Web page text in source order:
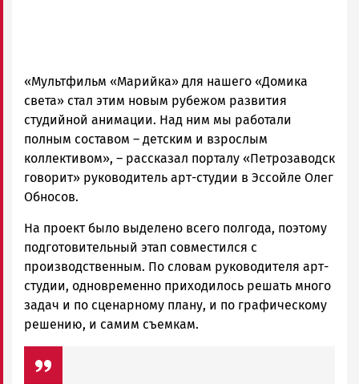
«Мультфильм «Марийка» для нашего «Домика
света» стал этим новым рубежом развития
студийной анимации. Над ним мы работали
полным составом – детским и взрослым
коллективом», – рассказал порталу «Петрозаводск
говорит» руководитель арт-студии в Эссойле Олег
Обносов.
На проект было выделено всего полгода, поэтому
подготовительный этап совместился с
производственным. По словам руководителя арт-
студии, одновременно приходилось решать много
задач и по сценарному плану, и по графическому
решению, и самим съемкам.